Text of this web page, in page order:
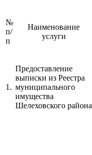
№
п/
п
Наименование
услуги
1.
Предоставление
выписки из Реестра
муниципального
имущества
Шелеховского района